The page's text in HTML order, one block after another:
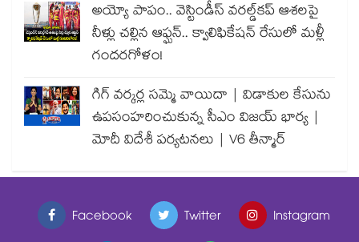
అయ్యో పాపం.. వెస్టిండీస్ వరల్డ్‌కప్ ఆశలపై
నీళ్లు చల్లిన ఆఫ్ఘన్.. క్వాలిఫికేషన్ రేసులో మళ్లీ
గందరగోళం!
గిగ్ వర్కర్ల సమ్మె వాయిదా | విడాకుల కేసును
ఉపసంహరించుకున్న సీఎం విజయ్ భార్య |
మోదీ విదేశీ పర్యటనలు | V6 తీన్మార్
Facebook Twitter Instagram